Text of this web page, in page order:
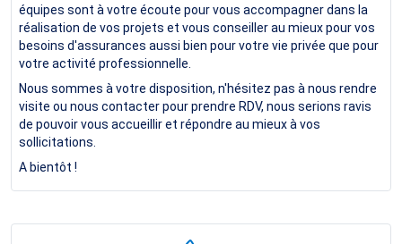
équipes sont à votre écoute pour vous accompagner dans la
réalisation de vos projets et vous conseiller au mieux pour vos
besoins d'assurances aussi bien pour votre vie privée que pour
votre activité professionnelle.
Nous sommes à votre disposition, n'hésitez pas à nous rendre
visite ou nous contacter pour prendre RDV, nous serions ravis
de pouvoir vous accueillir et répondre au mieux à vos
sollicitations.
A bientôt !